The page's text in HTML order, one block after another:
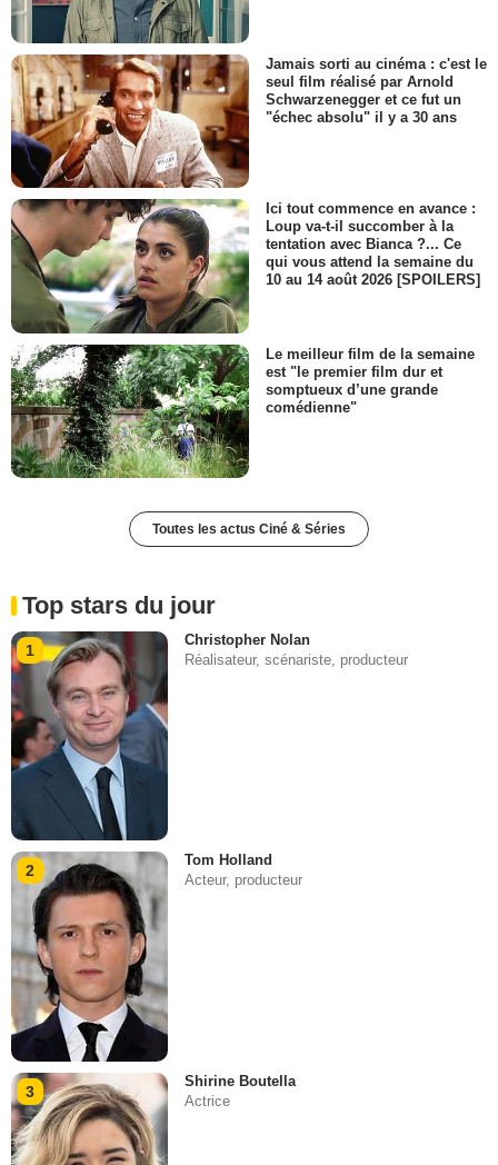
Jamais sorti au cinéma : c'est le
seul film réalisé par Arnold
Schwarzenegger et ce fut un
"échec absolu" il y a 30 ans
Ici tout commence en avance :
Loup va-t-il succomber à la
tentation avec Bianca ?... Ce
qui vous attend la semaine du
10 au 14 août 2026 [SPOILERS]
Le meilleur film de la semaine
est "le premier film dur et
somptueux d’une grande
comédienne"
Toutes les actus Ciné & Séries
Top stars du jour
1
Christopher Nolan
Réalisateur, scénariste, producteur
2
Tom Holland
Acteur, producteur
3
Shirine Boutella
Actrice